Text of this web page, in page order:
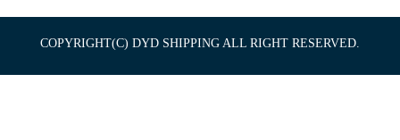
COPYRIGHT(C) DYD SHIPPING ALL RIGHT RESERVED.